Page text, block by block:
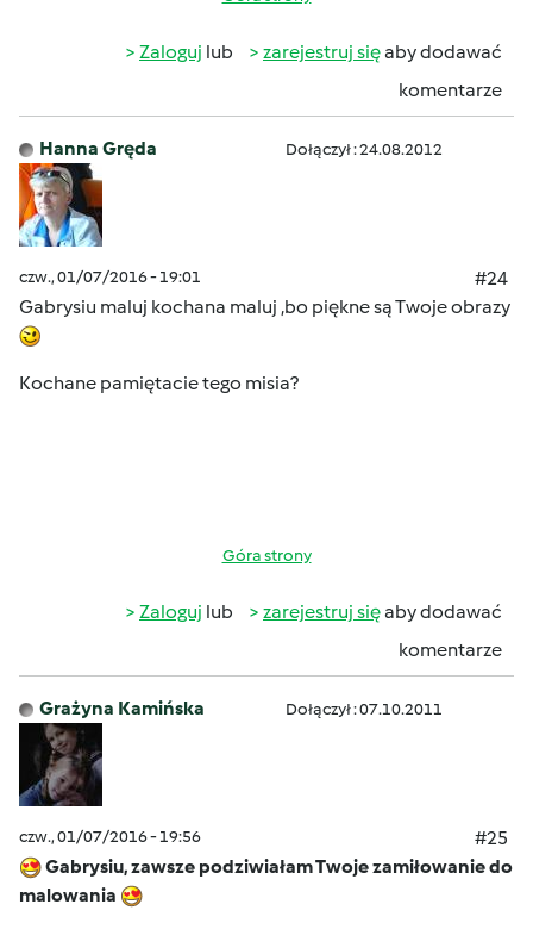
Zaloguj lub zarejestruj sięaby dodawać
komentarze
Hanna Gręda Dołączył : 24.08.2012
czw., 01/07/2016 - 19:01
#24
Gabrysiu maluj kochana maluj ,bo piękne są Twoje obrazy
Kochane pamiętacie tego misia?
Góra strony
Zaloguj lub zarejestruj sięaby dodawać
komentarze
Grażyna Kamińska Dołączył : 07.10.2011
czw., 01/07/2016 - 19:56
#25
Gabrysiu, zawsze podziwiałam Twoje zamiłowanie do
malowania